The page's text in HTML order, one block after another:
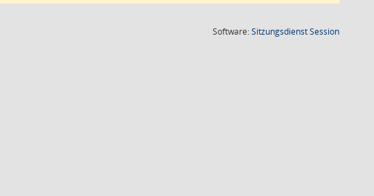
Software:SitzungsdienstSession(Wird in